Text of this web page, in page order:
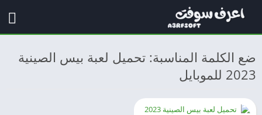
ضع الكلمة المناسبة: تحميل لعبة بيس الصينية
2023 للموبايل